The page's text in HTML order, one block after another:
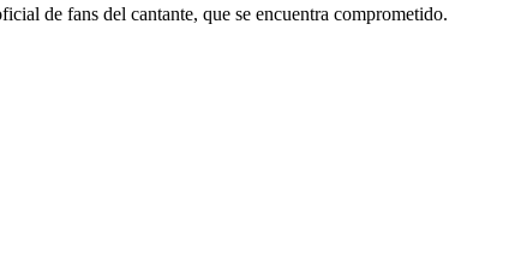
de fans del cantante, que se encuentra comprometido.